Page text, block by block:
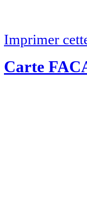
Imprimer
Carte